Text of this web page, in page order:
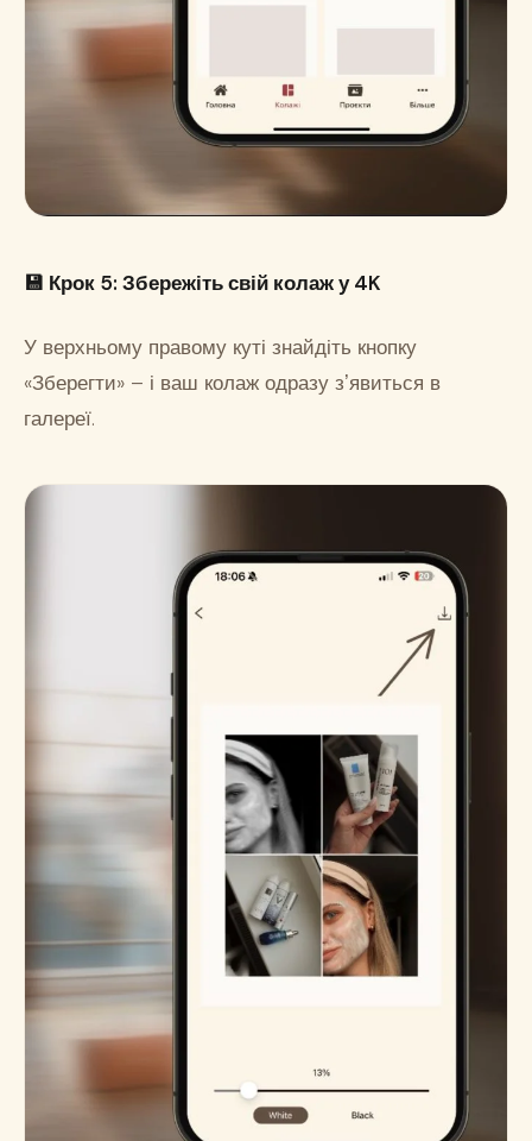
💾 Крок 5: Збережіть свій колаж у 4K
У верхньому правому куті знайдіть кнопку
«Зберегти» – і ваш колаж одразу зʼявиться в
галереї.